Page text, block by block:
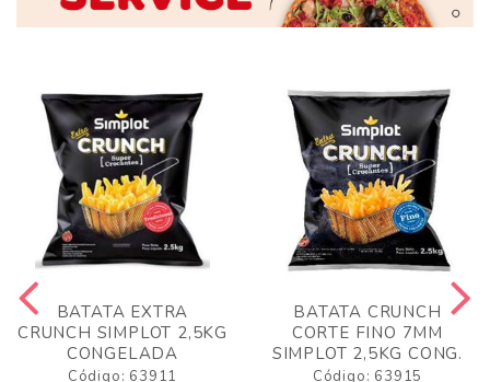
BATATA EXTRA
CRUNCH SIMPLOT 2,5KG
CONGELADA
Código: 63911
BATATA CRUNCH
CORTE FINO 7MM
SIMPLOT 2,5KG CONG.
Código: 63915